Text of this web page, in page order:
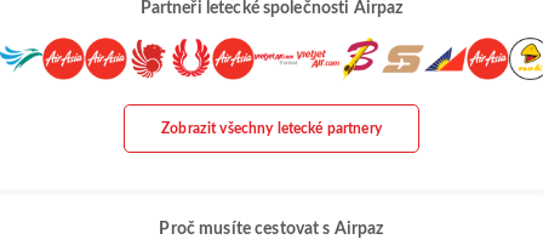
Partneři letecké společnosti Airpaz
Zobrazit všechny letecké partnery
Proč musíte cestovat s Airpaz